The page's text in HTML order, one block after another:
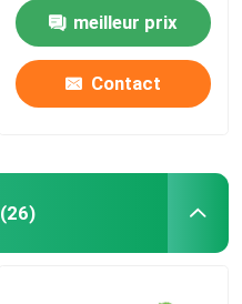
meilleur prix
Contact
(26)